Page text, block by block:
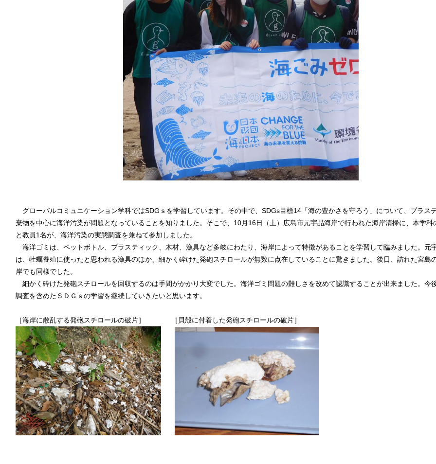
グローバルコミュニケーション学科ではSDGｓを学習しています。その中で、SDGs目標14「海の豊かさを守ろう」について、プラス
棄物を中心に海洋汚染が問題となっていることを知りました。そこで、10月16日（土）広島市元宇品海岸で行われた海岸清掃に、本学科
と教員1名が、海洋汚染の実態調査を兼ねて参加しました。
海洋ゴミは、ペットボトル、プラスティック、木材、漁具など多岐にわたり、海岸によって特徴があることを学習して臨みました。元
は、牡蠣養殖に使ったと思われる漁具のほか、細かく砕けた発砲スチロールが無数に点在していることに驚きました。後日、訪れた宮島
岸でも同様でした。
細かく砕けた発砲スチロールを回収するのは手間がかかり大変でした。海洋ゴミ問題の難しさを改めて認識することが出来ました。今
調査を含めたＳＤＧｓの学習を継続していきたいと思います。
［海岸に散乱する発砲スチロールの破片］ ［貝殻に付着した発砲スチロールの破片］